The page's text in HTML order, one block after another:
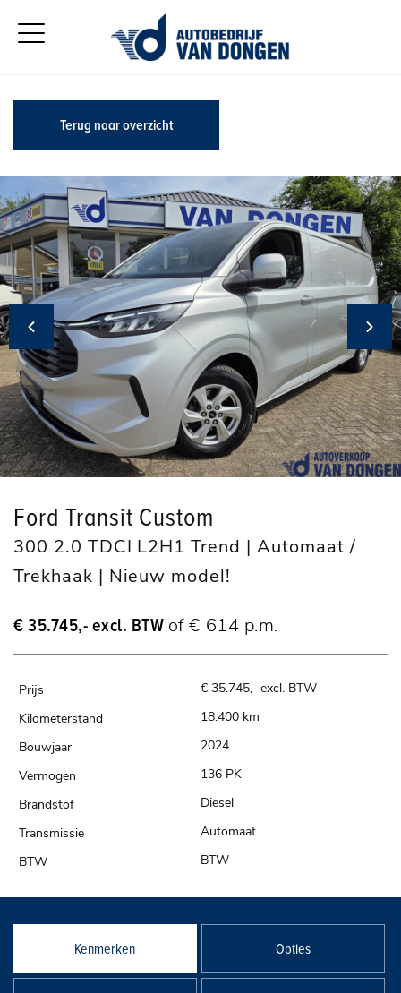
Terug naar overzicht
Ford Transit Custom
300 2.0 TDCI L2H1 Trend | Automaat /
Trekhaak | Nieuw model!
€ 35.745,- excl. BTW of € 614 p.m.
€ 35.745,- excl. BTW
18.400 km
2024
136 PK
Diesel
Automaat
BTW
Kenmerken Opties